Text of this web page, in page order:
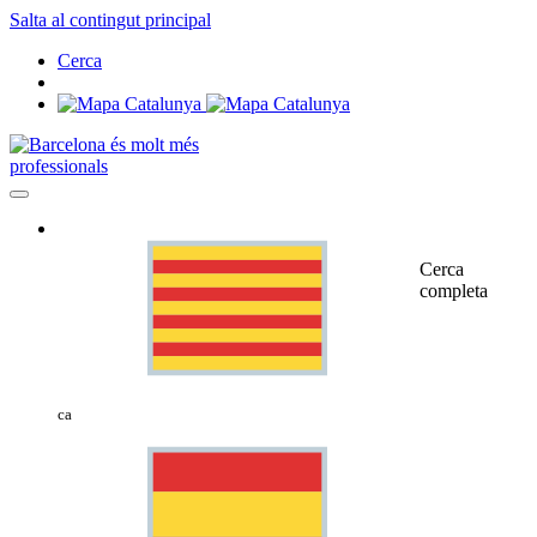
Salta al contingut principal
Cerca
professionals
ca
Cerca
completa